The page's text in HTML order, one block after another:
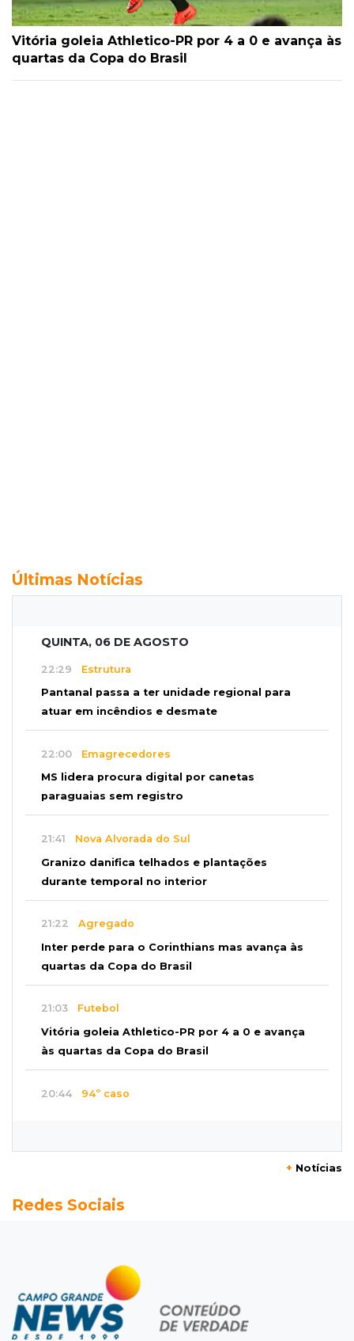
Vitória goleia Athletico-PR por 4 a 0 e avança às
quartas da Copa do Brasil
Últimas Notícias
QUINTA, 06 DE AGOSTO
22:29 Estrutura
Pantanal passa a ter unidade regional para
atuar em incêndios e desmate
22:00 Emagrecedores
MS lidera procura digital por canetas
paraguaias sem registro
21:41 Nova Alvorada do Sul
Granizo danifica telhados e plantações
durante temporal no interior
21:22 Agregado
Inter perde para o Corinthians mas avança às
quartas da Copa do Brasil
21:03 Futebol
Vitória goleia Athletico-PR por 4 a 0 e avança
às quartas da Copa do Brasil
20:44 94º caso
Veja as dezenas de hoje na Mega-Sena, Quina,
Balcão de empregos
Semana termina com 913 vagas de trabalho
abertas em 114 funções
+ Notícias
Redes Sociais